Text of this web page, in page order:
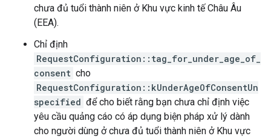
chưa đủ tuổi thành niên ở Khu vực kinh tế Châu Âu
(EEA).
Chỉ định
RequestConfiguration::tag_for_under_age_of_
consent cho
RequestConfiguration::kUnderAgeOfConsentUn
specified để cho biết rằng bạn chưa chỉ định việc
yêu cầu quảng cáo có áp dụng biện pháp xử lý dành
cho người dùng ở chưa đủ tuổi thành niên ở Khu vực